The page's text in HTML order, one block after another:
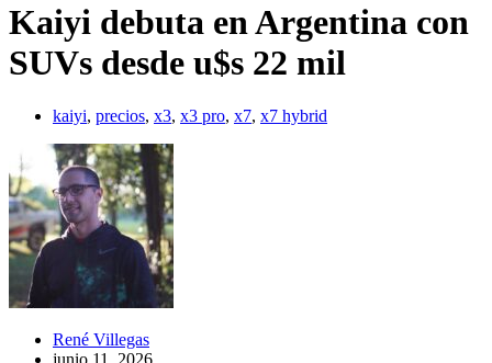
Kaiyi debuta en Argentina con
SUVs desde u$s 22 mil
kaiyi, precios, x3, x3 pro, x7, x7 hybrid
René Villegas